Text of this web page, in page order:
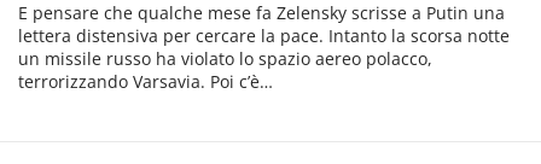
E pensare che qualche mese fa Zelensky scrisse a Putin una
lettera distensiva per cercare la pace. Intanto la scorsa notte
un missile russo ha violato lo spazio aereo polacco,
terrorizzando Varsavia. Poi c’è…